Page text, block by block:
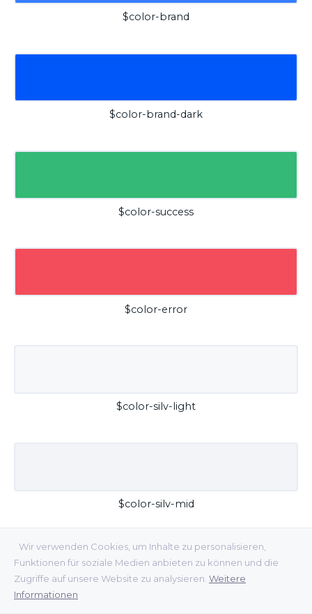
Wir verwenden Cookies, um Inhalte zu personalisieren,
Funktionen für soziale Medien anbieten zu können und die
Zugriffe auf unsere Website zu analysieren. Weitere
Informationen
$color-brand
$color-brand-dark
$color-success
$color-error
$color-silv-light
$color-silv-mid